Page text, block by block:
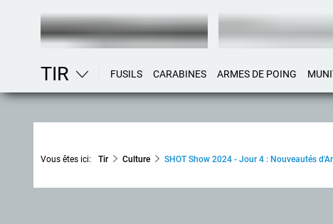
TIR FUSILS CARABINES ARMES DE POING
Vous êtes ici: Tir Culture SHOT Show 2024 - Jour 4 : Nouveautés